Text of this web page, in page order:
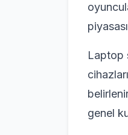
Laptop
genel